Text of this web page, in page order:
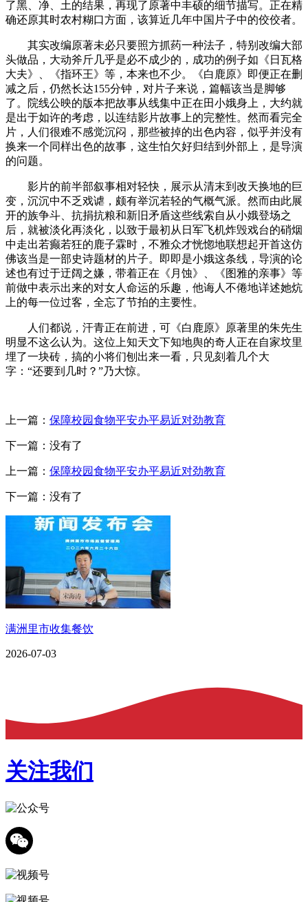
了黑、净、土的结果，再现了原著中丰硕的细节描写。正在精
确还原其时农村糊口方面，该算近几年中国片子中的佼佼者。
其实改编原著未必只要照方抓药一种法子，特别改编大部
头做品，大动斧斤几乎是必不成少的，成功的例子如《日瓦格
大夫》、《指环王》等，本来也不少。《白鹿原》即便正在删
减之后，仍然长达155分钟，对片子来说，篇幅该当是脚够
了。院线公映的版本把故事从线集中正在田小娥身上，大约就
是出于如许的考虑，以连结影片故事上的完整性。然而看完全
片，人们很难不感觉沉闷，那些被掉的出色内容，似乎并没有
换来一个同样出色的故事，这生怕欠好归结到外部上，是导演
的问题。
影片的前半部叙事相对轻快，展示从清末到改天换地的巨
变，沉沉中不乏戏谑，颇有举沉若轻的气概气派。然而由此展
开的族争斗、抗捐抗粮和新旧矛盾这些线索自从小娥登场之
后，就被淡化再淡化，以致于最初从日军飞机炸毁戏台的硝烟
中走出若癫若狂的鹿子霖时，不雅众才恍惚地联想起开首这仿
佛该当是一部史诗题材的片子。即即是小娥这条线，导演的论
述也有过于迂阔之嫌，带着正在《月蚀》、《图雅的亲事》等
前做中表示出来的对女人命运的乐趣，他诲人不倦地详述她炕
上的每一位过客，全忘了节拍的主要性。
人们都说，汗青正在前进，可《白鹿原》原著里的朱先生
明显不这么认为。这位上知天文下知地舆的奇人正在自家坟里
埋了一块砖，搞的小将们刨出来一看，只见刻着几个大
字：“还要到几时？”乃大惊。
上一篇： 保障校园食物平安办平易近对劲教育
下一篇：没有了
上一篇： 保障校园食物平安办平易近对劲教育
下一篇：没有了
满洲里市收集餐饮
2026-07-03
关注我们